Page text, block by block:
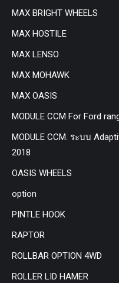
MAX BRIGHT WHEELS
MAX HOSTILE
MAX LENSO
MAX MOHAWK
MAX OASIS
MODULE CCM For Ford
MODULE CCM. ระบบ
2018
OASIS WHEELS
option
PINTLE HOOK
RAPTOR
ROLLBAR OPTION 4WD
ROLLER LID HAMER